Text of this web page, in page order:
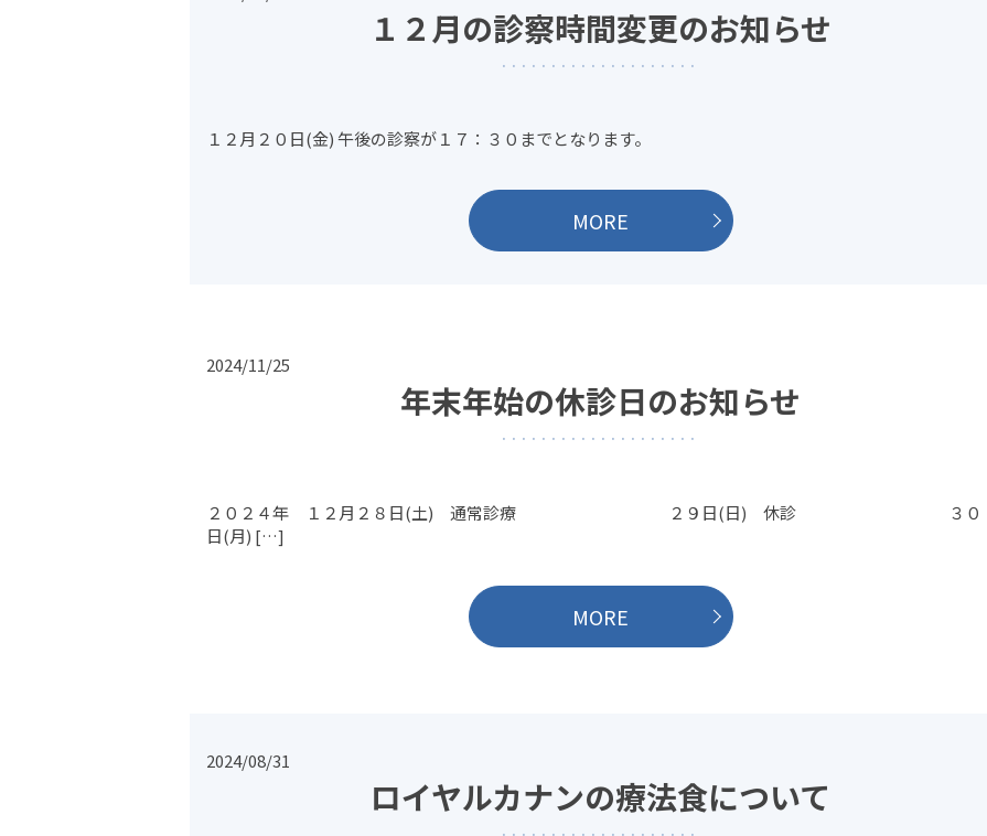
１２月の診察時間変更のお知らせ
１２月２０日(金) 午後の診察が１７：３０までとなります。
MORE
2024/11/25
年末年始の休診日のお知らせ
２０２４年 １２月２８日(土) 通常診療 ２９日(日) 休診 ３０
日(月) […]
MORE
2024/08/31
ロイヤルカナンの療法食について